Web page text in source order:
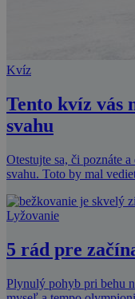
Kvíz
Tento kvíz vás
svahu
Otestujte sa, či poznáte
svahu. Toto by mal
Lyžovanie
5 rád pre
Plynulý pohyb pri behu